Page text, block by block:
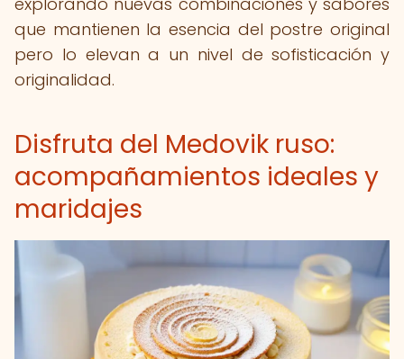
que mantienen la esencia del postre original
pero lo elevan a un nivel de sofisticación y
originalidad.
Disfruta del Medovik ruso:
acompañamientos ideales y
maridajes